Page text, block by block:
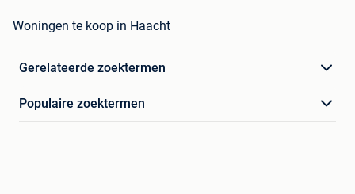
Woningen te koop in Haacht
Gerelateerde zoektermen
Populaire zoektermen